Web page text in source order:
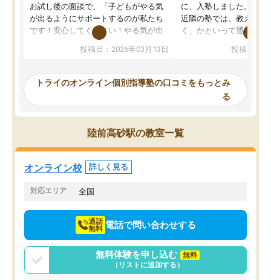
お試し後の面談で、「子どもがやる気
が出るようにサポートするのが私たち
です！安心してください！やる気が出
ないのは私たち講師の責任です」と言
ってくださり、確かに！と考えて、思
ったんですが、学生の先生から学ぶこ
み、徐々に成績が上がったらいいなと
思っていました。何が今足りないのか
を的確に指導いただき、子どももびっ
くりするほど楽しんでやる気を持って
塾を受けています。狙い通り、少しず
つ成績も上がり、苦手意識も無くなっ
てきたので、さらに苦手な数学も追加
でお願いしました。来年の高校受験に
投稿日：2026年03月13日
に、入塾しました。田舎
近隣の塾では、教えても
く、かといって通うには
可能なので本当に助か
らないところをピンポイ
頂いて、とてもわかり
していました。一生を
スト、多少お金がかかっ
思い切って入塾してよか
投稿日：
トライのオンライン個別指導塾の口コミをもっとみ
る
陸前高砂駅の教室一覧
オンライン校 詳しく見る
対応エリア 全国
通話
無料 電話で問い合わせする
無料体験を申し込む
無料
（リストに追加する）